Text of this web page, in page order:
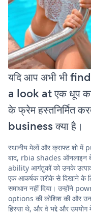
यदि आप अभी भी
a look at एक धूप
के फ्रेम हस्तनिर्मित
business क्या है।
स्थानीय मेलों और क्राफ्ट शो
बाद, rbia shades ऑनलाइन
ability आगंतुकों को उनके उत्पाद
एक आकर्षक तरीके से दिखाने के
समाधान नहीं दिया। उन्होंने
options की कोशिश की और
हिस्सा थे, और वे भद्दे और उपयोग